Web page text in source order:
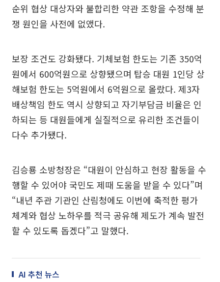
순위 협상 대상자와 불합리한 약관 조항을 수정해 분
쟁 원인을 사전에 없앴다.
보장 조건도 강화됐다. 기체보험 한도는 기존 350억
원에서 600억원으로 상향됐으며 탑승 대원 1인당 상
해보험 한도는 5억원에서 6억원으로 올랐다. 제3자
배상책임 한도 역시 상향되고 자기부담금 비율은 인
하되는 등 대원들에게 실질적으로 유리한 조건들이
다수 추가됐다.
김승룡 소방청장은 “대원이 안심하고 현장 활동을 수
행할 수 있어야 국민도 제때 도움을 받을 수 있다”며
“내년 주관 기관인 산림청에도 이번에 축적한 평가
체계와 협상 노하우를 적극 공유해 제도가 계속 발전
할 수 있도록 돕겠다”고 말했다.
AI 추천 뉴스